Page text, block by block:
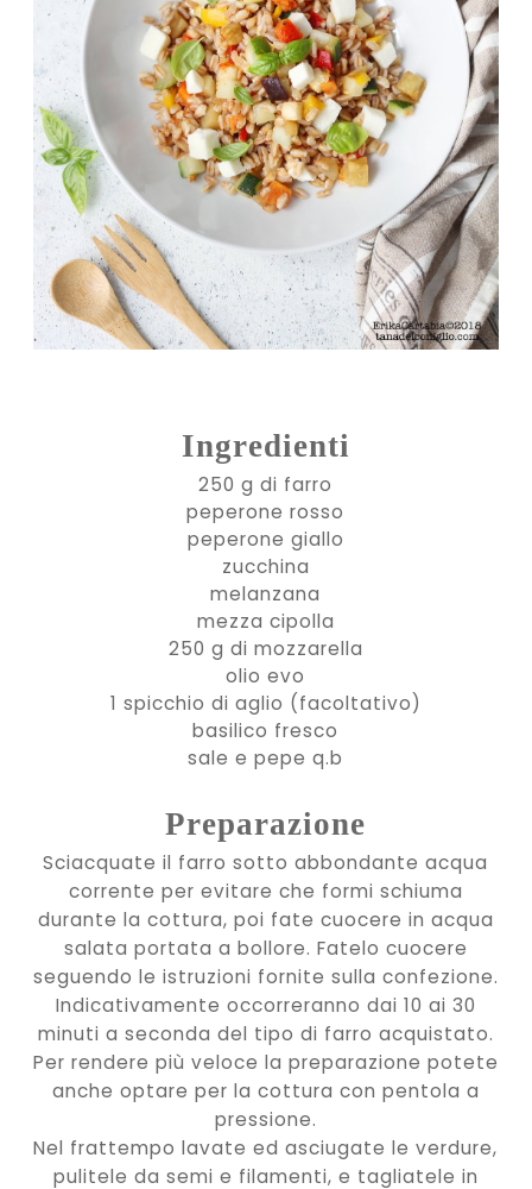
Ingredienti
250 g di farro
peperone rosso
peperone giallo
zucchina
melanzana
mezza cipolla
250 g di mozzarella
olio evo
1 spicchio di aglio (facoltativo)
basilico fresco
sale e pepe q.b
Preparazione
Sciacquate il farro sotto abbondante acqua
corrente per evitare che formi schiuma
durante la cottura, poi fate cuocere in acqua
salata portata a bollore. Fatelo cuocere
seguendo le istruzioni fornite sulla confezione.
Indicativamente occorreranno dai 10 ai 30
minuti a seconda del tipo di farro acquistato.
Per rendere più veloce la preparazione potete
anche optare per la cottura con pentola a
pressione.
Nel frattempo lavate ed asciugate le verdure,
pulitele da semi e filamenti, e tagliatele in